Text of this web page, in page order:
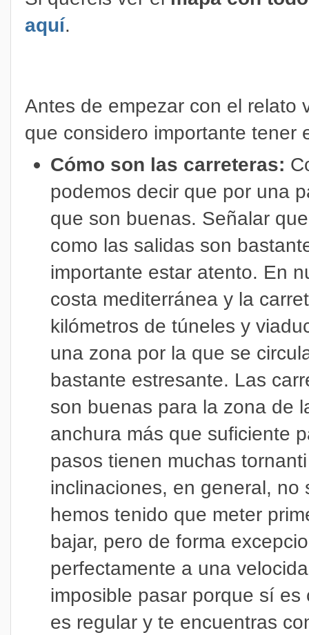
aquí.
Antes de empezar con el relato
que considero importante tener
Cómo son las carreteras:
podemos decir que por una
que son buenas. Señalar
como las salidas son
importante estar atento. En
costa mediterránea y la
kilómetros de túneles y
una zona por la que se
bastante estresante. Las
son buenas para la zona de
anchura más que suficiente
pasos tienen muchas
inclinaciones, en general,
hemos tenido que meter
bajar, pero de forma
perfectamente a una
imposible pasar porque sí
es regular y te encuentras